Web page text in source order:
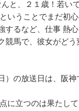
と、２１歳！若い
いうことでまだ初心
るなど、仕事 熱心
馬で、彼女がど
の放送日は、阪神
に立つのは果たし